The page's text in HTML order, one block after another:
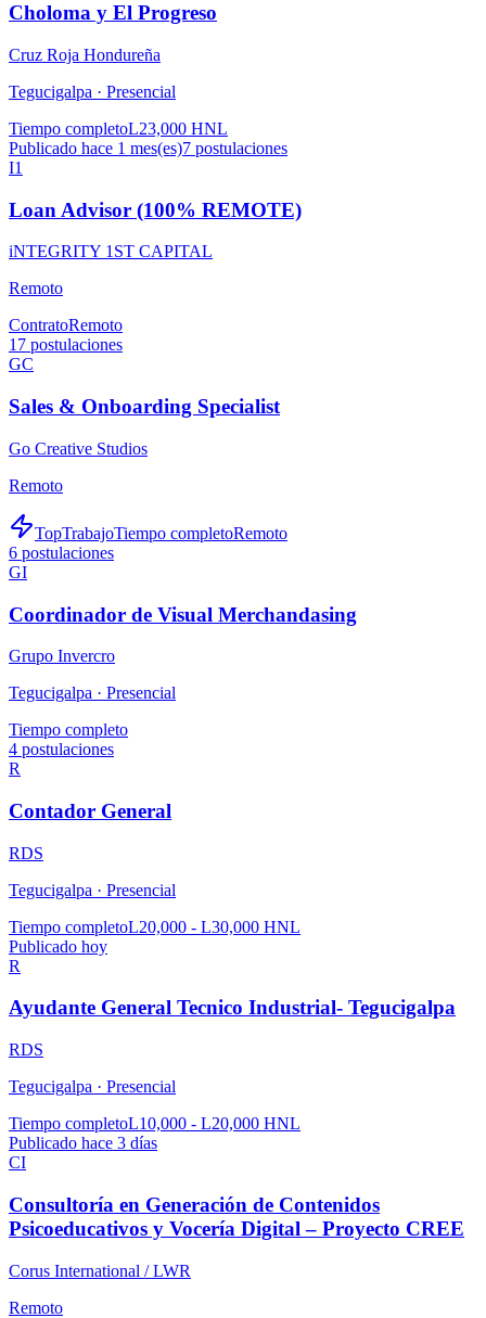
Choloma y El Progreso
Cruz Roja Hondureña
Tegucigalpa · Presencial
Tiempo completoL23,000 HNL
Publicado hace 1 mes(es)7 postulaciones
I1
Loan Advisor (100% REMOTE)
iNTEGRITY 1ST CAPITAL
Remoto
ContratoRemoto
17 postulaciones
GC
Sales & Onboarding Specialist
Go Creative Studios
Remoto
TopTrabajoTiempo completoRemoto
6 postulaciones
GI
Coordinador de Visual Merchandasing
Grupo Invercro
Tegucigalpa · Presencial
Tiempo completo
4 postulaciones
R
Contador General
RDS
Tegucigalpa · Presencial
Tiempo completoL20,000 - L30,000 HNL
Publicado hoy
R
Ayudante General Tecnico Industrial- Tegucigalpa
RDS
Tegucigalpa · Presencial
Tiempo completoL10,000 - L20,000 HNL
Publicado hace 3 días
CI
Consultoría en Generación de Contenidos
Psicoeducativos y Vocería Digital – Proyecto CREE
Corus International / LWR
Remoto